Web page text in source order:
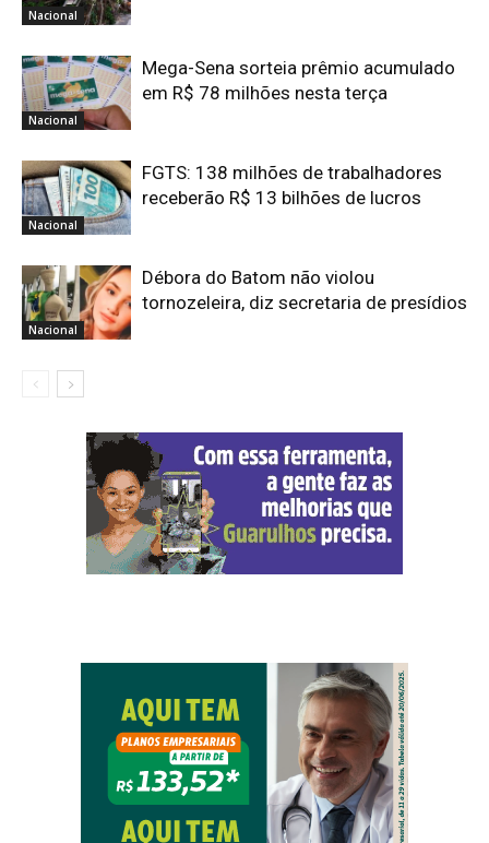
Nacional
Nacional
Mega-Sena sorteia prêmio acumulado
em R$ 78 milhões nesta terça
Nacional
FGTS: 138 milhões de trabalhadores
receberão R$ 13 bilhões de lucros
Nacional
Débora do Batom não violou
tornozeleira, diz secretaria de presídios